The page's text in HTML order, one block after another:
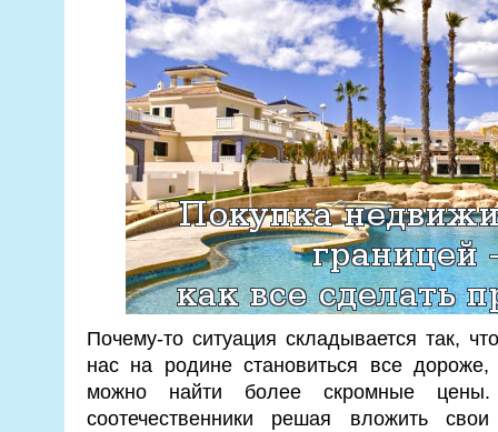
Почему-то ситуация складывается так,
нас на родине становиться все
можно найти более скромные
соотечественники решая вложить